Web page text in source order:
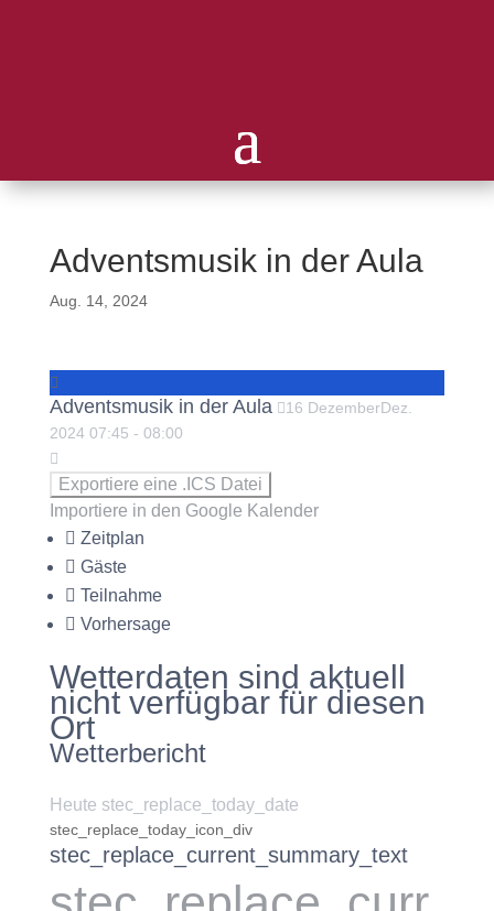
Adventsmusik in der Aula
Aug. 14, 2024
Adventsmusik in der Aula 16 DezemberDez.
2024 07:45 - 08:00
Exportiere eine .ICS Datei
Importiere in den Google Kalender
Zeitplan
Gäste
Teilnahme
Vorhersage
Wetterdaten sind aktuell
nicht verfügbar für diesen
Ort
Wetterbericht
Heute stec_replace_today_date
stec_replace_today_icon_div
stec_replace_current_summary_text